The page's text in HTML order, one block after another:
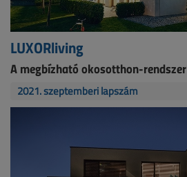
LUXORliving
A megbízható okosotthon-rendszer
2021. szeptemberi lapszám